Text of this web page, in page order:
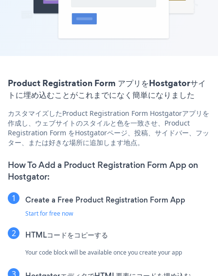
Product Registration Form アプリをHostgatorサイ
トに埋め込むことがこれまでになく簡単になりました
カスタマイズしたProduct Registration Form Hostgatorアプリを
作成し、ウェブサイトのスタイルと色を一致させ、Product
Registration Form をHostgatorページ、投稿、サイドバー、フッ
ター、または好きな場所に追加します地点。
How To Add a Product Registration Form App on
Hostgator:
Create a Free Product Registration Form App
Start for free now
HTMLコードをコピーする
Your code block will be available once you create your app